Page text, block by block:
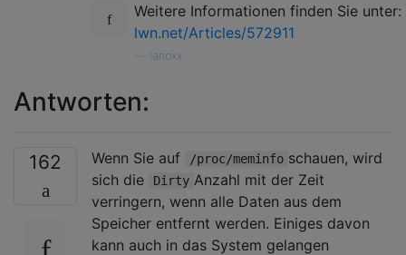
Weitere Informationen finden Sie unter:
lwn.net/Articles/572911
lanoxx
Antworten:
162 Wenn Sie auf /proc/meminfo schauen, wird
sich die
Dirty Anzahl mit der Zeit
verringern, wenn alle Daten aus dem
Speicher entfernt werden. Einiges davon
kann auch in das System gelangen